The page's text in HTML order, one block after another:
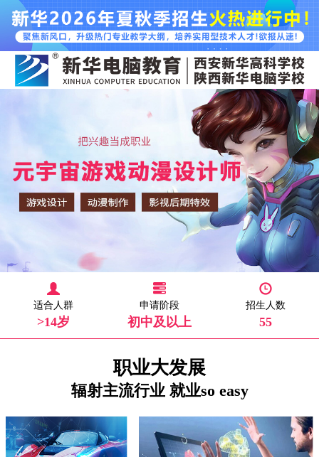
适合人群
>14岁
申请阶段
初中及以上
招生人数
55
职业大发展
辐射主流行业 就业so easy